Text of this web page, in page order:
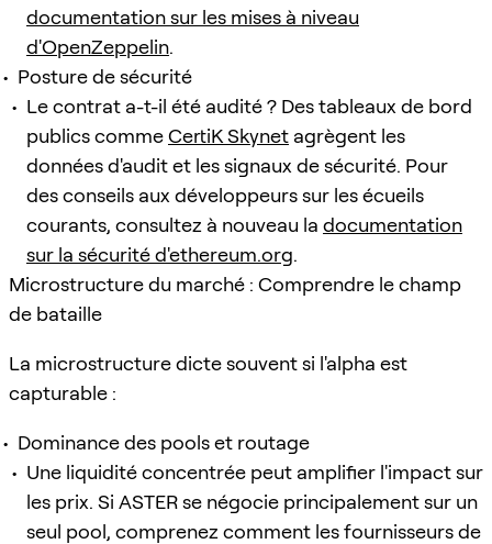
documentation sur les mises à niveau
d'OpenZeppelin.
Posture de sécurité
Le contrat a-t-il été audité ? Des tableaux de bord
publics commeCertiK Skynet agrègent les
données d'audit et les signaux de sécurité. Pour
des conseils aux développeurs sur les écueils
courants, consultez à nouveau la documentation
sur la sécurité d'ethereum.org.
Microstructure du marché : Comprendre le champ
de bataille
La microstructure dicte souvent si l'alpha est
capturable :
Dominance des pools et routage
Une liquidité concentrée peut amplifier l'impact sur
les prix. Si ASTER se négocie principalement sur un
seul pool, comprenez comment les fournisseurs de